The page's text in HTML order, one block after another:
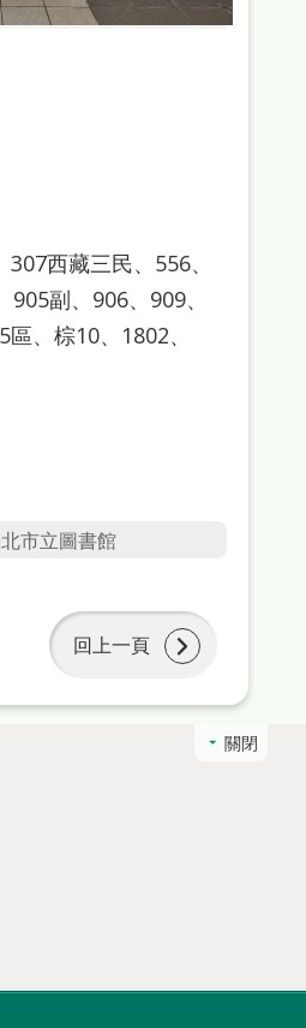
西藏三民、556、
副、906、909、
、棕10、1802、
市立圖書館
回上一頁
關閉